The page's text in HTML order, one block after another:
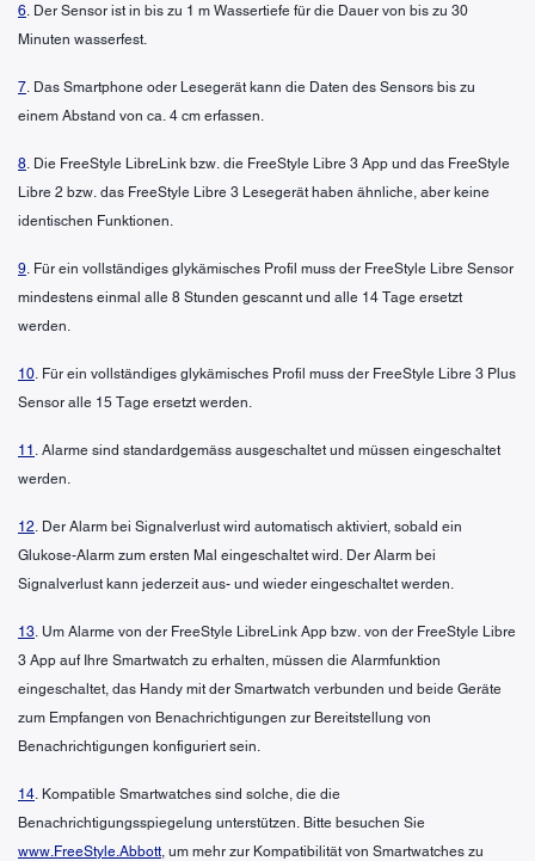
6. Der Sensor ist in bis zu 1 m Wassertiefe für die Dauer von bis zu 30
Minuten wasserfest.
7. Das Smartphone oder Lesegerät kann die Daten des Sensors bis zu
einem Abstand von ca. 4 cm erfassen.
8. Die FreeStyle LibreLink bzw. die FreeStyle Libre 3 App und das FreeStyle
Libre 2 bzw. das FreeStyle Libre 3 Lesegerät haben ähnliche, aber keine
identischen Funktionen.
9. Für ein vollständiges glykämisches Profil muss der FreeStyle Libre Sensor
mindestens einmal alle 8 Stunden gescannt und alle 14 Tage ersetzt
werden.
10. Für ein vollständiges glykämisches Profil muss der FreeStyle Libre 3 Plus
Sensor alle 15 Tage ersetzt werden.
11 . Alarme sind standardgemäss ausgeschaltet und müssen eingeschaltet
werden.
12. Der Alarm bei Signalverlust wird automatisch aktiviert, sobald ein
Glukose-Alarm zum ersten Mal eingeschaltet wird. Der Alarm bei
Signalverlust kann jederzeit aus- und wieder eingeschaltet werden.
13. Um Alarme von der FreeStyle LibreLink App bzw. von der FreeStyle Libre
3 App auf Ihre Smartwatch zu erhalten, müssen die Alarmfunktion
eingeschaltet, das Handy mit der Smartwatch verbunden und beide Geräte
zum Empfangen von Benachrichtigungen zur Bereitstellung von
Benachrichtigungen konfiguriert sein.
14. Kompatible Smartwatches sind solche, die die
Benachrichtigungsspiegelung unterstützen. Bitte besuchen Sie
www.FreeStyle.Abbott, um mehr zur Kompatibilität von Smartwatches zu